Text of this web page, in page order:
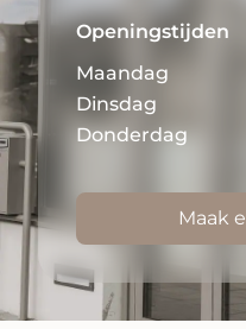
Openingstijden
Maandag
Dinsdag
Donderdag
Maak